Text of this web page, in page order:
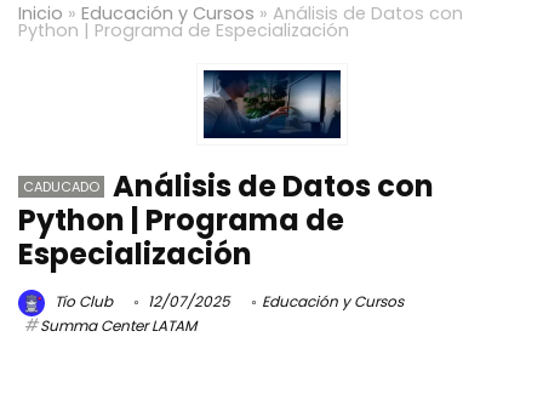
Inicio » Educación y Cursos » Análisis de Datos con
Python | Programa de Especialización
CADUCADO
Análisis de Datos con
Python | Programa de
Especialización
Tío Club 12/07/2025
Educación y Cursos
Summa Center LATAM